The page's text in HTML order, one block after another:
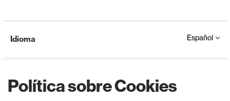
Política sobre Cookies
Idioma Español